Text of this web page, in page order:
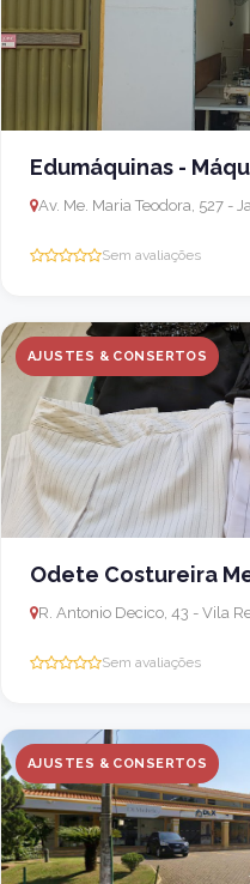
Edumáquinas -
Sem avaliações
AJUSTES & CONSERTOS
Odete Costureira
Sem avaliações
AJUSTES & CONSERTOS